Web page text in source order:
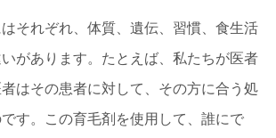
それぞれ、体質、遺伝、習慣、食生活
があります。たとえば、私たちが医者
はその患者に対して、その方に合う処
す。この育毛剤を使用して、誰にで